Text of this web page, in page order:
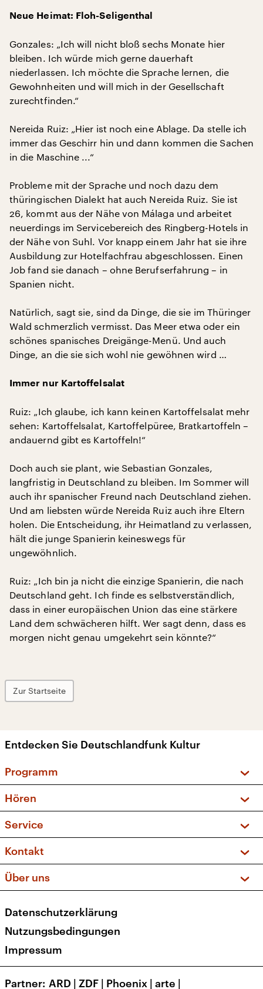
Neue Heimat: Floh-Seligenthal
Gonzales: „Ich will nicht bloß sechs Monate hier
bleiben. Ich würde mich gerne dauerhaft
niederlassen. Ich möchte die Sprache lernen, die
Gewohnheiten und will mich in der Gesellschaft
zurechtfinden.“
Nereida Ruiz: „Hier ist noch eine Ablage. Da stelle ich
immer das Geschirr hin und dann kommen die Sachen
in die Maschine ...“
Probleme mit der Sprache und noch dazu dem
thüringischen Dialekt hat auch Nereida Ruiz. Sie ist
26, kommt aus der Nähe von Málaga und arbeitet
neuerdings im Servicebereich des Ringberg-Hotels in
der Nähe von Suhl. Vor knapp einem Jahr hat sie ihre
Ausbildung zur Hotelfachfrau abgeschlossen. Einen
Job fand sie danach – ohne Berufserfahrung – in
Spanien nicht.
Natürlich, sagt sie, sind da Dinge, die sie im Thüringer
Wald schmerzlich vermisst. Das Meer etwa oder ein
schönes spanisches Dreigänge-Menü. Und auch
Dinge, an die sie sich wohl nie gewöhnen wird …
Immer nur Kartoffelsalat
Ruiz: „Ich glaube, ich kann keinen Kartoffelsalat mehr
sehen: Kartoffelsalat, Kartoffelpüree, Bratkartoffeln –
andauernd gibt es Kartoffeln!“
Doch auch sie plant, wie Sebastian Gonzales,
langfristig in Deutschland zu bleiben. Im Sommer will
auch ihr spanischer Freund nach Deutschland ziehen.
Und am liebsten würde Nereida Ruiz auch ihre Eltern
holen. Die Entscheidung, ihr Heimatland zu verlassen,
hält die junge Spanierin keineswegs für
ungewöhnlich.
Ruiz: „Ich bin ja nicht die einzige Spanierin, die nach
Deutschland geht. Ich finde es selbstverständlich,
dass in einer europäischen Union das eine stärkere
Land dem schwächeren hilft. Wer sagt denn, dass es
morgen nicht genau umgekehrt sein könnte?“
Zur Startseite
Entdecken Sie Deutschlandfunk Kultur
Programm
Sendungen und Podcasts
Musikliste
Kakadu – Das Kinderprogramm
Hören
Frequenzen (UKW + DAB+)
Service
FAQ
Apps
Newsletter
Veranstaltungen
Kontakt
Social Media
Über uns
Presse
Karriere
Transparenz
Datenschutzerklärung
Nutzungsbedingungen
Impressum
Partner ARD | ZDF | Phoenix | arte |